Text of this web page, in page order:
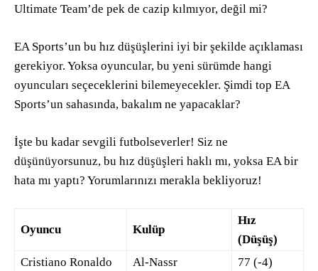
Ultimate Team’de pek de cazip kılmıyor, değil mi?
EA Sports’un bu hız düşüşlerini iyi bir şekilde açıklaması
gerekiyor. Yoksa oyuncular, bu yeni sürümde hangi
oyuncuları seçeceklerini bilemeyecekler. Şimdi top EA
Sports’un sahasında, bakalım ne yapacaklar?
İşte bu kadar sevgili futbolseverler! Siz ne
düşünüyorsunuz, bu hız düşüşleri haklı mı, yoksa EA bir
hata mı yaptı? Yorumlarınızı merakla bekliyoruz!
Oyuncu Kulüp
Hız
(Düşüş)
Cristiano Ronaldo
Al-Nassr
77 (-4)